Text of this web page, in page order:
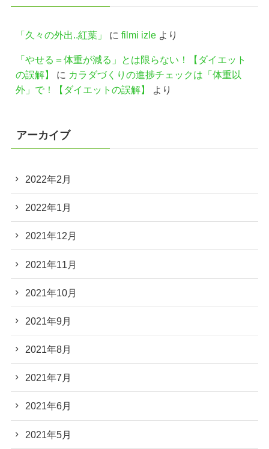
「久々の外出..紅葉」 に filmi izleより
「やせる＝体重が減る」とは限らない！【ダイエット
の誤解】
に カラダづくりの進捗チェックは「体重以
外」で！【ダイエットの誤解】
より
アーカイブ
2022年2月
2022年1月
2021年12月
2021年11月
2021年10月
2021年9月
2021年8月
2021年7月
2021年6月
2021年5月